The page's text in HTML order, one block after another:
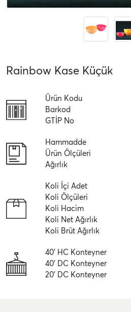
Rainbow Kase Küçük
Ürün Kodu
Barkod
GTİP No
Hammadde
Ürün Ölçüleri
Ağırlık
Koli İçi Adet
Koli Ölçüleri
Koli Hacim
Koli Net Ağırlık
Koli Brüt Ağırlık
40' HC Konteyner
40' DC Konteyner
20' DC Konteyner